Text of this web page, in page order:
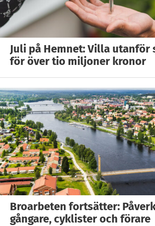
Juli på Hemnet: Villa utanför
för över tio miljoner kronor
Broarbeten fortsätter:
gångare, cyklister och förare